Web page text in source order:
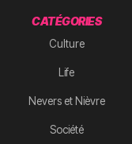
CATÉGORIES
Culture
Life
Nevers et Nièvre
Société